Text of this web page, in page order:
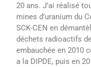
20 ans. J’ai réalisé
mines d’uranium du
SCK-CEN en
déchets radioactifs
embauchée en 2010
a la DIPDE, puis en